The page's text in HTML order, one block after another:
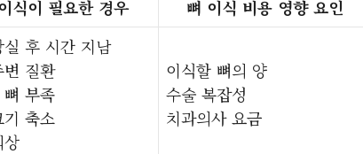
식이 필요한 경우 뼈 이식 비용 영향 요인
실 후 시간 지남
질환
부족
축소
상
이식할 뼈의 양
수술 복잡성
치과의사 요금